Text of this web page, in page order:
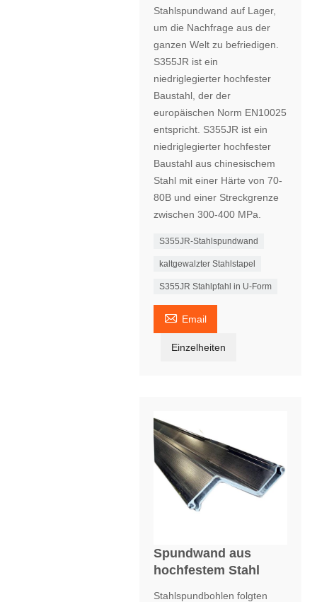
Stahlspundwand auf Lager,
um die Nachfrage aus der
ganzen Welt zu befriedigen.
S355JR ist ein
niedriglegierter hochfester
Baustahl, der der
europäischen Norm EN10025
entspricht. S355JR ist ein
niedriglegierter hochfester
Baustahl aus chinesischem
Stahl mit einer Härte von 70-
80B und einer Streckgrenze
zwischen 300-400 MPa.
S355JR-Stahlspundwand
kaltgewalzter Stahlstapel
S355JR Stahlpfahl in U-Form
 Email
Einzelheiten
Spundwand aus
hochfestem Stahl
Stahlspundbohlen folgten